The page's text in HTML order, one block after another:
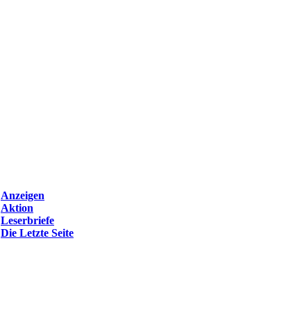
Anzeigen
Aktion
Leserbriefe
Die Letzte Seite